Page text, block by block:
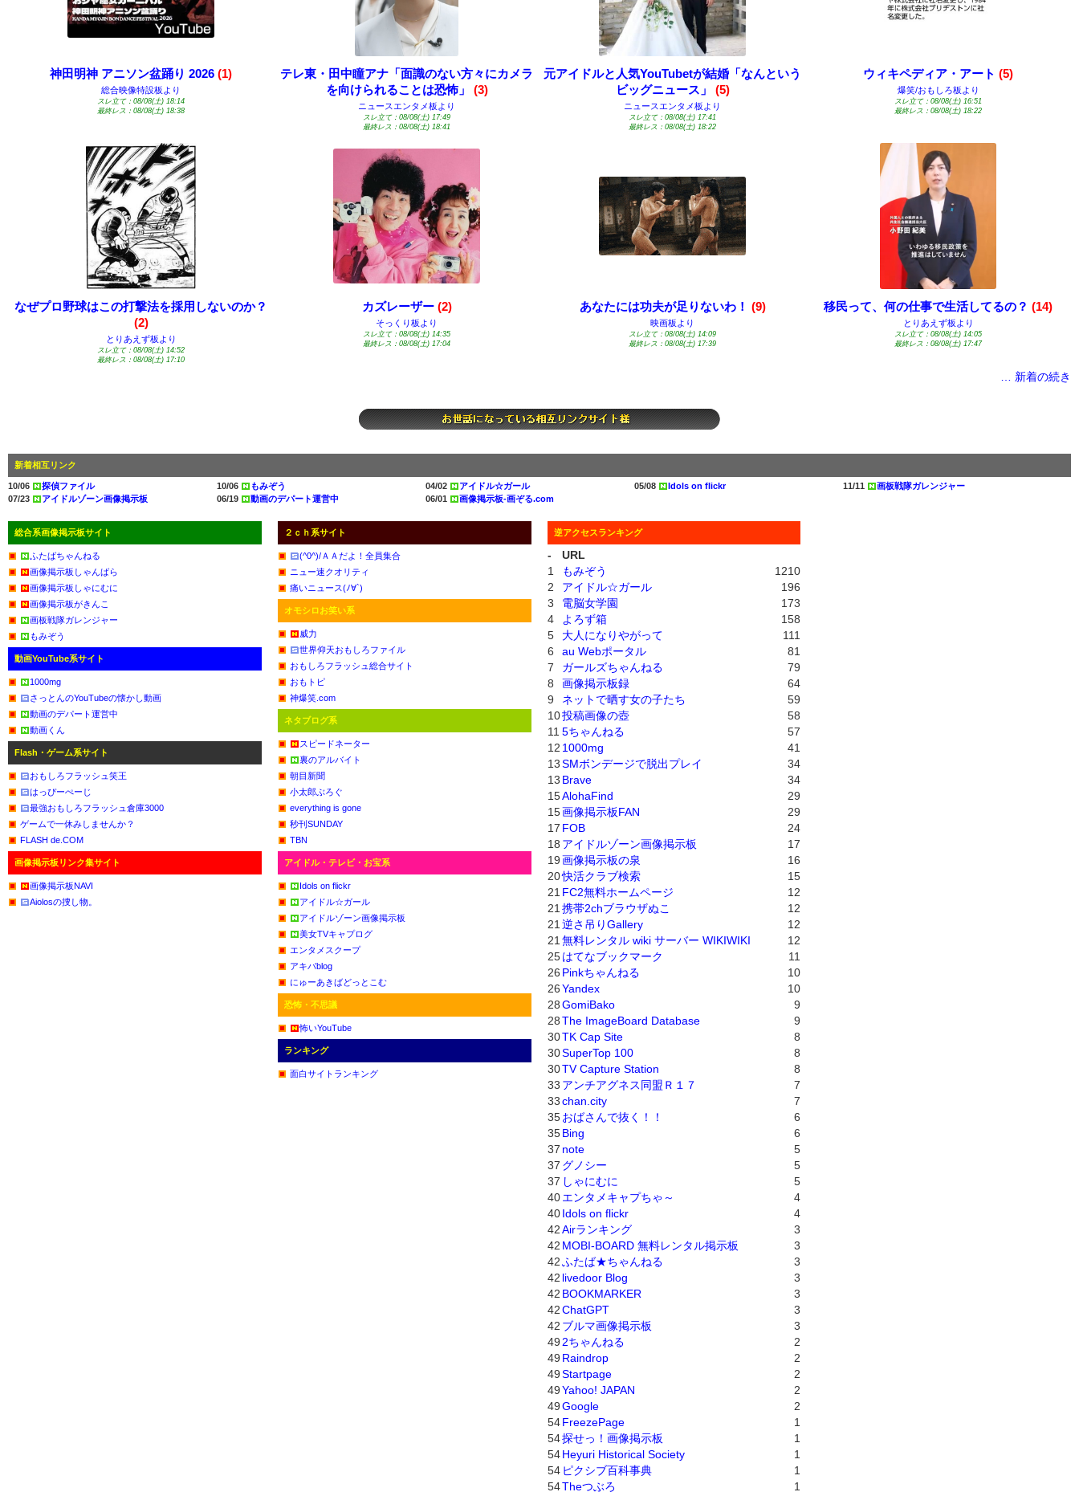
神田明神 アニソン盆踊り 2026 (1)
総合映像特設板より
スレ立て：08/08(土) 18:14
最終レス：08/08(土) 18:38
テレ東・田中瞳アナ「面識のない方々にカメラ
を向けられることは恐怖」 (3)
ニュースエンタメ板より
スレ立て：08/08(土) 17:49
最終レス：08/08(土) 18:41
元アイドルと人気YouTubetが結婚「なんという
ビッグニュース」 (5)
ニュースエンタメ板より
スレ立て：08/08(土) 17:41
最終レス：08/08(土) 18:22
ウィキペディア・アート (5)
爆笑/おもしろ板より
スレ立て：08/08(土) 16:51
最終レス：08/08(土) 18:22
なぜプロ野球はこの打撃法を採用しないのか？
(2)
とりあえず板より
スレ立て：08/08(土) 14:52
最終レス：08/08(土) 17:10
カズレーザー (2)
そっくり板より
スレ立て：08/08(土) 14:35
最終レス：08/08(土) 17:04
あなたには功夫が足りないわ！ (9)
映画板より
スレ立て：08/08(土) 14:09
最終レス：08/08(土) 17:39
移民って、何の仕事で生活してるの？ (14)
とりあえず板より
スレ立て：08/08(土) 14:05
最終レス：08/08(土) 17:47
… 新着の続き
新着相互リンク
10/06 探偵ファイル 10/06 もみぞう 04/02 アイドル☆ガール 05/08 Idols on flickr 11/11
画板戦隊ガレンジャー
07/23
アイドルゾーン画像掲示板 06/19 動画のデパート運営中 06/01 画像掲示板-画ぞる.com
総合系画像掲示板サイト
ふたばちゃんねる
画像掲示板しゃんばら
画像掲示板しゃにむに
画像掲示板がきんこ
画板戦隊ガレンジャー
もみぞう
動画YouTube系サイト
1000mg
さっとんのYouTubeの懐かし動画
動画のデパート運営中
動画くん
Flash・ゲーム系サイト
おもしろフラッシュ笑王
はっぴーぺーじ
最強おもしろフラッシュ倉庫3000
ゲームで一休みしませんか？
FLASH de.COM
画像掲示板リンク集サイト
画像掲示板NAVI
Aiolosの捜し物。
２ｃｈ系サイト
(^0^)/ＡＡだよ！全員集合
ニュー速クオリティ
痛いニュース(ﾉ∀`)
オモシロお笑い系
威力
世界仰天おもしろファイル
おもしろフラッシュ総合サイト
おもトピ
神爆笑.com
ネタブログ系
スピードネーター
裏のアルバイト
朝目新聞
小太郎ぶろぐ
everything is gone
秒刊SUNDAY
TBN
アイドル・テレビ・お宝系
Idols on flickr
アイドル☆ガール
アイドルゾーン画像掲示板
美女TVキャプログ
エンタメスクープ
アキバblog
にゅーあきばどっとこむ
恐怖・不思議
怖いYouTube
ランキング
面白サイトランキング
逆アクセスランキング
-
URL
1
もみぞう
1210
2
アイドル☆ガール
196
3
電脳女学園
173
4
よろず箱
158
5
大人になりやがって
111
6
au Webポータル
81
7
ガールズちゃんねる
79
8
画像掲示板録
64
9
ネットで晒す女の子たち
59
10投稿画像の壺
58
11 5ちゃんねる
57
12 1000mg
41
13SMボンデージで脱出プレイ
34
13 Brave
34
15AlohaFind
29
15画像掲示板FAN
29
17 FOB
24
18 アイドルゾーン画像掲示板
17
19画像掲示板の泉
16
20快活クラブ検索
15
21 FC2無料ホームページ
12
21 携帯2chブラウザぬこ
12
21 逆さ吊りGallery
12
21 無料レンタル wiki サーバー WIKIWIKI
12
25はてなブックマーク
11
26 Pinkちゃんねる
10
26Yandex
10
28GomiBako
9
28The ImageBoard Database
9
30TK Cap Site
8
30SuperTop 100
8
30TV Capture Station
8
33 アンチアグネス同盟Ｒ１７
7
33chan.city
7
35おばさんで抜く！！
6
35Bing
6
37 note
5
37 グノシー
5
37 しゃにむに
5
40エンタメキャプちゃ～
4
40Idols on flickr
4
42Airランキング
3
42 MOBI-BOARD 無料レンタル掲示板
3
42ふたば★ちゃんねる
3
42 livedoor Blog
3
42 BOOKMARKER
3
42ChatGPT
3
42 ブルマ画像掲示板
3
49 2ちゃんねる
2
49 Raindrop
2
49Startpage
2
49Yahoo! JAPAN
2
49Google
2
54FreezePage
1
54探せっ！画像掲示板
1
54Heyuri Historical Society
1
54 ピクシブ百科事典
1
54Theつぶろ 1